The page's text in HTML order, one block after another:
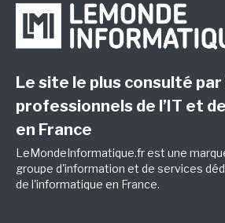
Le site le plus consulté par
professionnels de l’IT et
en France
LeMondeInformatique.fr est une
groupe d'information et de services
de l'informatique en France.